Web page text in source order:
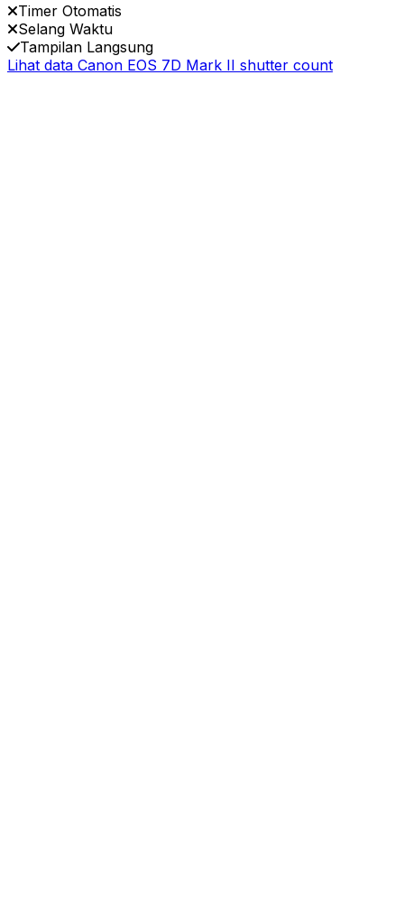
Timer Otomatis
Selang Waktu
Tampilan Langsung
Lihat data Canon EOS 7D Mark II shutter count